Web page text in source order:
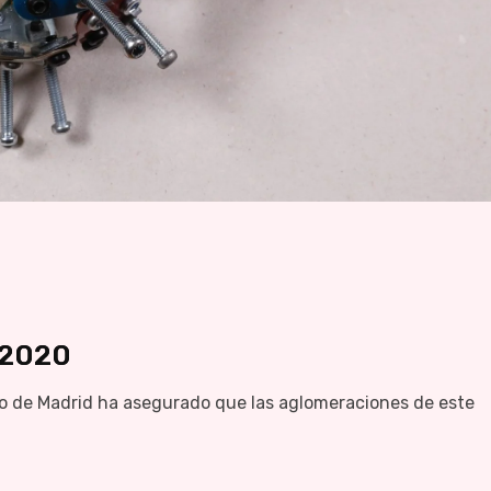
de Madrid ha asegurado que las aglomeraciones de este